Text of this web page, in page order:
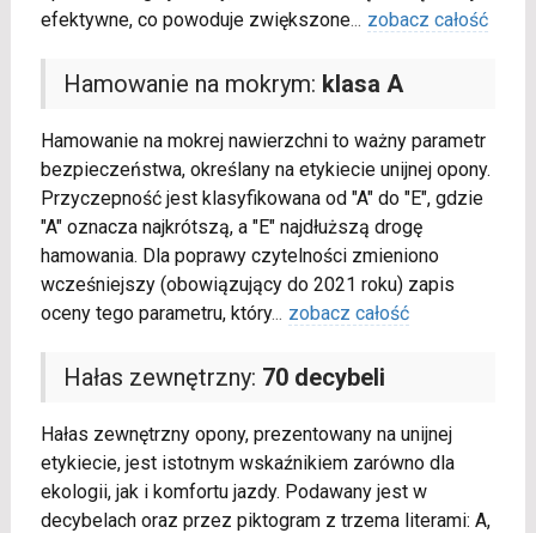
efektywne, co powoduje zwiększone... zobacz całość
Hamowanie na mokrym: klasa A
Hamowanie na mokrej nawierzchni to ważny parametr
bezpieczeństwa, określany na etykiecie unijnej opony.
Przyczepność jest klasyfikowana od "A" do "E", gdzie
"A" oznacza najkrótszą, a "E" najdłuższą drogę
hamowania. Dla poprawy czytelności zmieniono
wcześniejszy (obowiązujący do 2021 roku) zapis
oceny tego parametru, który... zobacz całość
Hałas zewnętrzny: 70 decybeli
Hałas zewnętrzny opony, prezentowany na unijnej
etykiecie, jest istotnym wskaźnikiem zarówno dla
ekologii, jak i komfortu jazdy. Podawany jest w
decybelach oraz przez piktogram z trzema literami: A,